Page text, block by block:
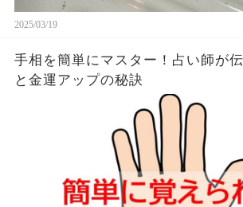
2025/03/19
手相を簡単にマスター！占い師が
と金運アップの秘訣